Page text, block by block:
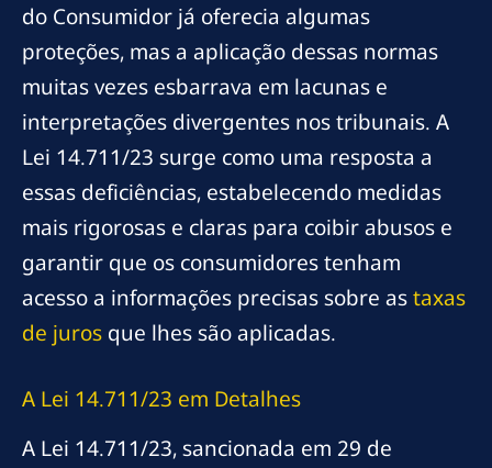
do Consumidor já oferecia algumas
proteções, mas a aplicação dessas normas
muitas vezes esbarrava em lacunas e
interpretações divergentes nos tribunais. A
Lei 14.711/23 surge como uma resposta a
essas deficiências, estabelecendo medidas
mais rigorosas e claras para coibir abusos e
garantir que os consumidores tenham
acesso a informações precisas sobre astaxas
de juros que lhes são aplicadas.
A Lei 14.711/23 em Detalhes
A Lei 14.711/23, sancionada em 29 de